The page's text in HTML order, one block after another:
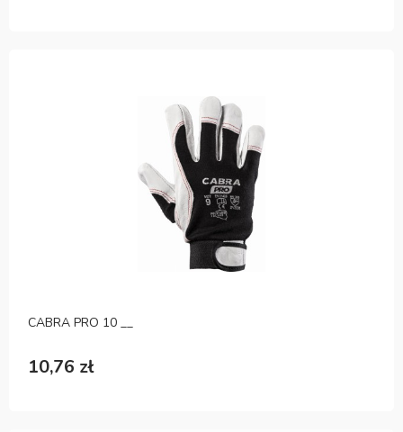
CABRA PRO 10 __
10,76 zł